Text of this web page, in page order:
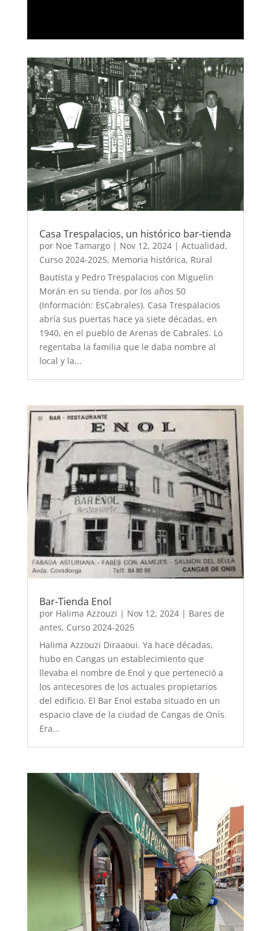
Casa Trespalacios, un histórico bar-tienda
por Noe Tamargo| Nov 12, 2024| Actualidad,
Curso 2024-2025, Memoria histórica, Rural
Bautista y Pedro Trespalacios con Miguelin
Morán en su tienda. por los años 50
(Información: EsCabrales). Casa Trespalacios
abría sus puertas hace ya siete décadas, en
1940, en el pueblo de Arenas de Cabrales. Lo
regentaba la familia que le daba nombre al
local y la...
Bar-Tienda Enol
por Halima Azzouzi | Nov 12, 2024| Bares de
antes, Curso 2024-2025
Halima Azzouzi Diraaoui. Ya hace décadas,
hubo en Cangas un establecimiento que
llevaba el nombre de Enol y que perteneció a
los antecesores de los actuales propietarios
del edificio. El Bar Enol estaba situado en un
espacio clave de la ciudad de Cangas de Onís.
Era...